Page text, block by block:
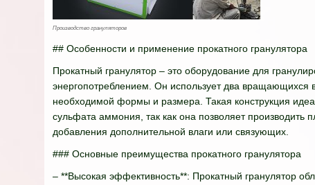
Производство грануляторов
## Особенности и применение прокатного гранулятора
Прокатный гранулятор – это оборудование для
энергопотреблением. Он использует два вращающихся
необходимой формы и размера. Такая конструкция
сульфата аммония, так как она позволяет
добавления дополнительной влаги или связующих.
### Основные преимущества прокатного гранулятора
– **Высокая эффективность**: Прокатный гранулятор